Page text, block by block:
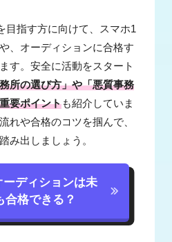
目指す方に向けて、スマホ1
、オーディションに合格す
す。安全に活動をスタート
所の選び方」や「悪質事務
要ポイントも紹介していま
れや合格のコツを掴んで、
み出しましょう。
ディションは未
合格できる？